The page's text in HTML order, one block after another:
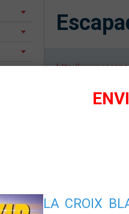
http://
LA CROIX